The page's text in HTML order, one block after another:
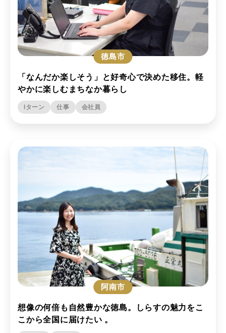
徳島市
「なんだか楽しそう」と好奇心で決めた移住。軽
やかに楽しむまちなか暮らし
Iターン 仕事 会社員
徳島市
阿南市
想像の何倍も自然豊かな徳島。しらすの魅力をこ
こから全国に届けたい 。